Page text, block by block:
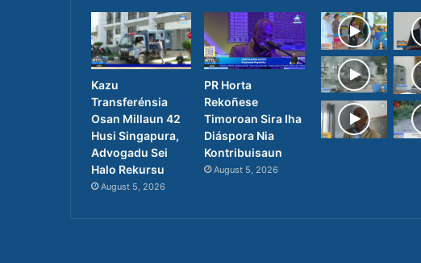
Kazu
Transferénsia
Osan Millaun 42
Husi Singapura,
Advogadu Sei
Halo Rekursu
August 5, 2026
PR Horta
Rekoñese
Timoroan Sira Iha
Diáspora Nia
Kontribuisaun
August 5, 2026